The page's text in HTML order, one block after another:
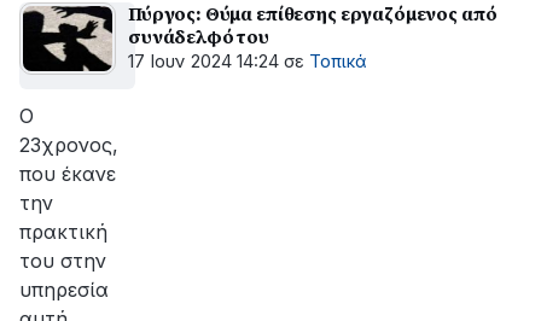
Πύργος: Θύμα επίθεσης εργαζόμενος από
συνάδελφό του
17 Ιουν 2024 14:24 σε Τοπικά
Ο
23χρονος,
που έκανε
την
πρακτική
του στην
υπηρεσία